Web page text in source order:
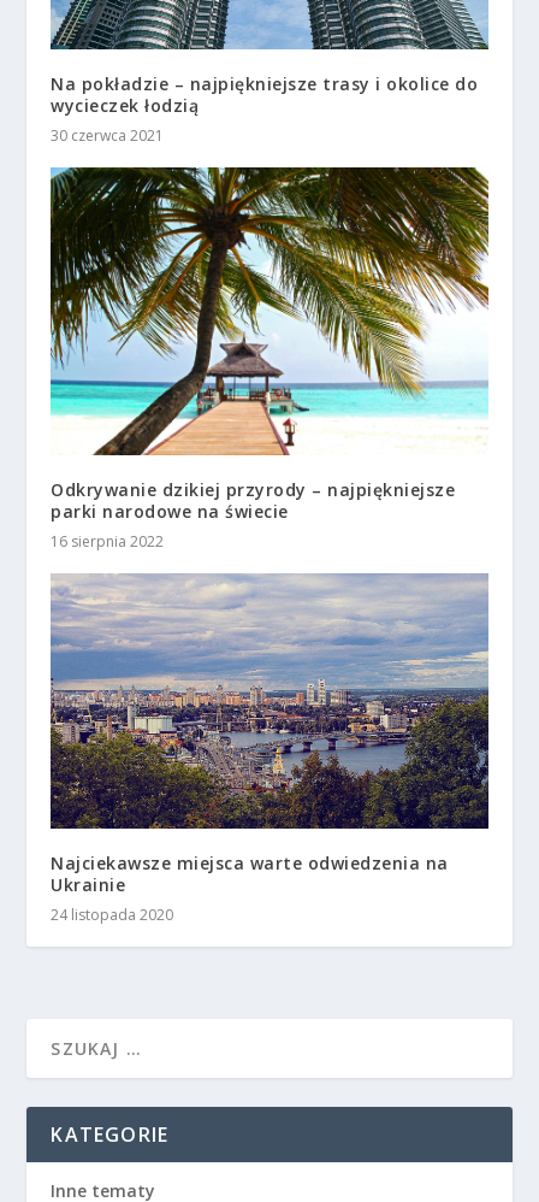
Na pokładzie – najpiękniejsze trasy i okolice do
wycieczek łodzią
30 czerwca 2021
Odkrywanie dzikiej przyrody – najpiękniejsze
parki narodowe na świecie
16 sierpnia 2022
Najciekawsze miejsca warte odwiedzenia na
Ukrainie
24 listopada 2020
KATEGORIE
Inne tematy